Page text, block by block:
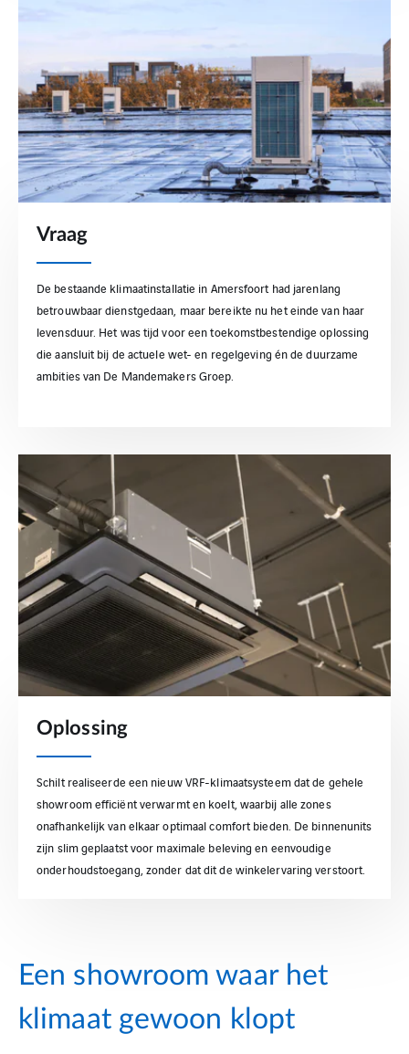
Vraag
De bestaande klimaatinstallatie in Amersfoort had jarenlang
betrouwbaar dienstgedaan, maar bereikte nu het einde van haar
levensduur. Het was tijd voor een toekomstbestendige oplossing
die aansluit bij de actuele wet- en regelgeving én de duurzame
ambities van De Mandemakers Groep.
Oplossing
Schilt realiseerde een nieuw VRF-klimaatsysteem dat de gehele
showroom efficiënt verwarmt en koelt, waarbij alle zones
onafhankelijk van elkaar optimaal comfort bieden. De binnenunits
zijn slim geplaatst voor maximale beleving en eenvoudige
onderhoudstoegang, zonder dat dit de winkelervaring verstoort.
Een showroom waar het
klimaat gewoon klopt